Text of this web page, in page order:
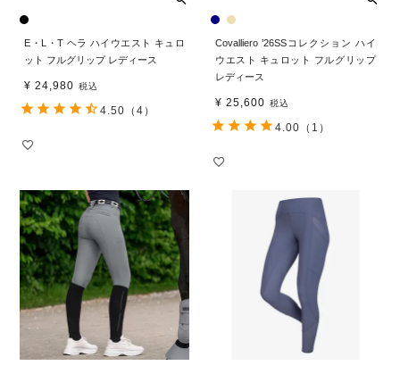
E・L・T ヘラ ハイウエスト キュロ
ット フルグリップ レディース
¥ 24,980 税込
4.50 （4）
Covalliero ’26SSコレクション ハイ
ウエスト キュロット フルグリップ
レディース
¥ 25,600 税込
4.00 （1）